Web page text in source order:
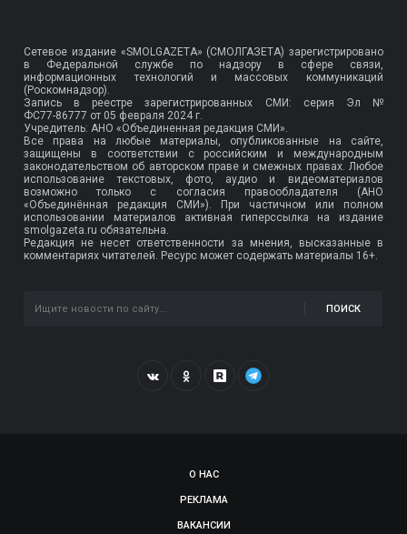
Сетевое издание «SMOLGAZETA» (СМОЛГАЗЕТА) зарегистрировано
в Федеральной службе по надзору в сфере связи,
информационных технологий и массовых коммуникаций
(Роскомнадзор).
Запись в реестре зарегистрированных СМИ: серия Эл №
ФС77-86777 от 05 февраля 2024 г.
Учредитель: АНО «Объединенная редакция СМИ».
Все права на любые материалы, опубликованные на сайте,
защищены в соответствии с российским и международным
законодательством об авторском праве и смежных правах. Любое
использование текстовых, фото, аудио и видеоматериалов
возможно только с согласия правообладателя (АНО
«Объединённая редакция СМИ»). При частичном или полном
использовании материалов активная гиперссылка на издание
smolgazeta.ru обязательна.
Редакция не несет ответственности за мнения, высказанные в
комментариях читателей. Ресурс может содержать материалы 16+.
ПОИСК
О НАС
РЕКЛАМА
ВАКАНСИИ